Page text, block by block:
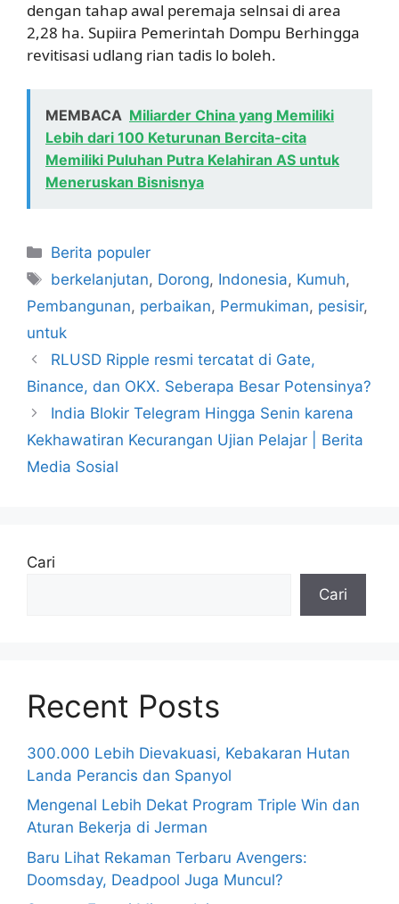
dengan tahap awal peremaja selnsai di area
2,28 ha. Supiira Pemerintah Dompu Berhingga
revitisasi udlang rian tadis lo boleh.
MEMBACA Miliarder China yang Memiliki
Lebih dari 100 Keturunan Bercita-cita
Memiliki Puluhan Putra Kelahiran AS untuk
Meneruskan Bisnisnya
Kategori
Berita populer
Tag
berkelanjutan, Dorong, Indonesia, Kumuh,
Pembangunan, perbaikan, Permukiman, pesisir,
untuk
RLUSD Ripple resmi tercatat di Gate,
Binance, dan OKX. Seberapa Besar Potensinya?
India Blokir Telegram Hingga Senin karena
Kekhawatiran Kecurangan Ujian Pelajar | Berita
Media Sosial
Cari
Cari
Recent Posts
300.000 Lebih Dievakuasi, Kebakaran Hutan
Landa Perancis dan Spanyol
Mengenal Lebih Dekat Program Triple Win dan
Aturan Bekerja di Jerman
Baru Lihat Rekaman Terbaru Avengers:
Doomsday, Deadpool Juga Muncul?